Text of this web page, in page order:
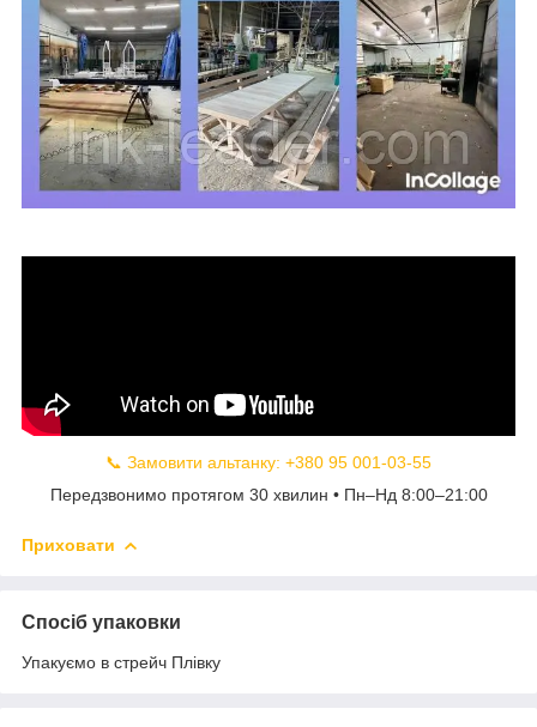
📞 Замовити альтанку: +380 95 001-03-55
Передзвонимо протягом 30 хвилин • Пн–Нд 8:00–21:00
Приховати
Спосіб упаковки
Упакуємо в стрейч Плівку